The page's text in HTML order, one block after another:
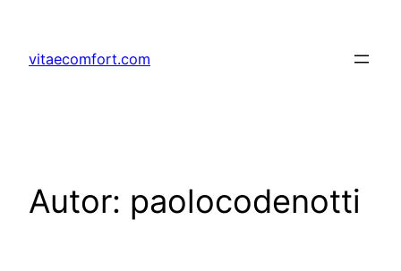
treścivitaecomfort.com
Autor: paolocodenotti